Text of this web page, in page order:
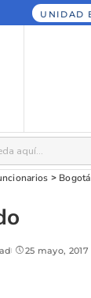
UNIDAD
> Bogotá
25 mayo, 2017